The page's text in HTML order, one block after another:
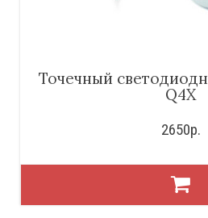
Точечный
Q4X
2650р.